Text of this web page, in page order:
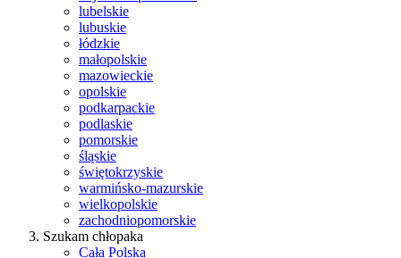
lubelskie
lubuskie
łódzkie
małopolskie
mazowieckie
opolskie
podkarpackie
podlaskie
pomorskie
śląskie
świętokrzyskie
warmińsko-mazurskie
wielkopolskie
zachodniopomorskie
Szukam chłopaka
Cała Polska